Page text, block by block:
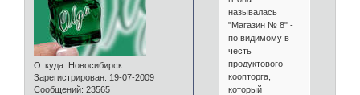
Откуда: Новосибирск
Зарегистрирован: 19-07-2009
Сообщений: 23565
называлась
"Магазин № 8" -
по видимому в
честь
продуктового
коопторга,
который